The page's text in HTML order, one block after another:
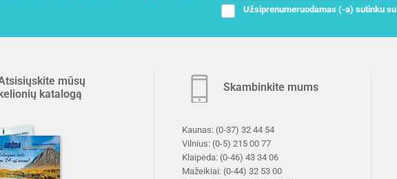
Užsiprenumeruodamas (-a) sutinku su
mūsų
katalogą
Skambinkite mums
Kaunas: (0-37) 32 44 54
Vilnius: (0-5) 215 00 77
Klaipėda: (0-46) 43 34 06
Mažeikiai: (0-44) 32 53 00